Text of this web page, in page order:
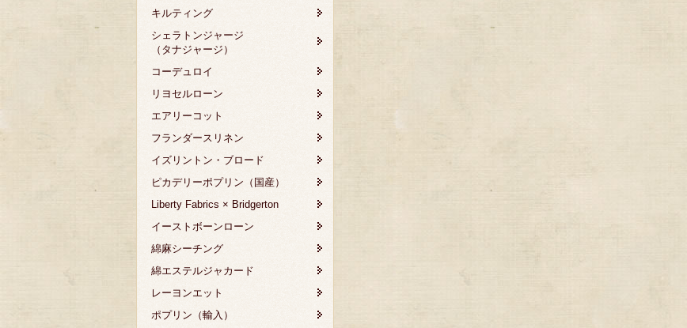
キルティング
シェラトンジャージ
（タナジャージ）
コーデュロイ
リヨセルローン
エアリーコット
フランダースリネン
イズリントン・ブロード
ピカデリーポプリン（国産）
Liberty Fabrics × Bridgerton
イーストボーンローン
綿麻シーチング
綿エステルジャカード
レーヨンエット
ポプリン（輸入）